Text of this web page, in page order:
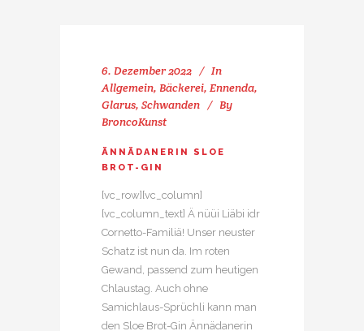
6. Dezember 2022
In
Allgemein, Bäckerei, Ennenda,
Glarus, Schwanden
By
BroncoKunst
ÄNNÄDANERIN SLOE
BROT-GIN
[vc_row][vc_column]
[vc_column_text] Ä nüüi Liäbi idr
Cornetto-Familiä! Unser neuster
Schatz ist nun da. Im roten
Gewand, passend zum heutigen
Chlaustag. Auch ohne
Samichlaus-Sprüchli kann man
den Sloe Brot-Gin Ännädanerin